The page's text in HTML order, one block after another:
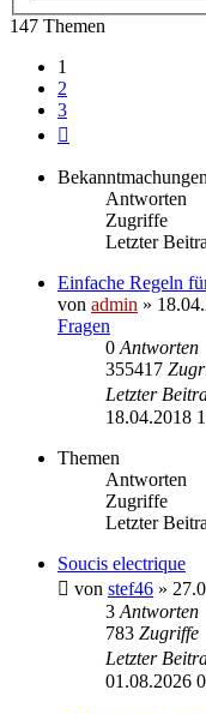
147 Themen
1
2
3
Bekanntmachungen
Antworten
Zugriffe
Letzter
Einfache Regeln
von admin »
Fragen
0 Antworten
355417
Letzter
18.04.2018
Themen
Antworten
Zugriffe
Letzter
Soucis electrique
von stef46 »
3 Antworten
783 Zugriffe
Letzter
01.08.2026